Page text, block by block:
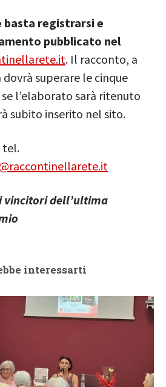
basta registrarsi e
pubblicato nel
. Il racconto, a
superare le cinque
l’elaborato sarà ritenuto
subito inserito nel sito.
tel.
vincitori dell’ultima
interessarti